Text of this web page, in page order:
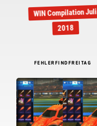
WIN Compilation Juli
2018
FEHLERFINDFREITAG